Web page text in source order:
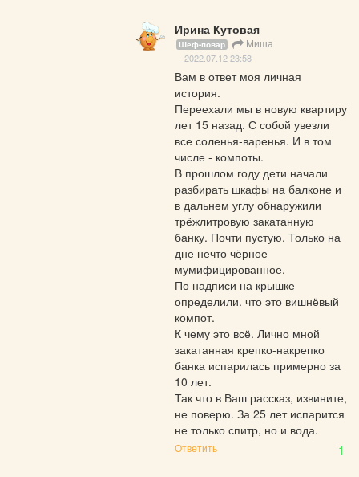
Ирина Кутовая
Шеф-повар Миша
2022.07.12 23:58
Вам в ответ моя личная
история.
Переехали мы в новую квартиру
лет 15 назад. С собой увезли
все соленья-варенья. И в том
числе - компоты.
В прошлом году дети начали
разбирать шкафы на балконе и
в дальнем углу обнаружили
трёжлитровую закатанную
банку. Почти пустую. Только на
дне нечто чёрное
мумифицированное.
По надписи на крышке
определили. что это вишнёвый
компот.
К чему это всё. Лично мной
закатанная крепко-накрепко
банка испарилась примерно за
10 лет.
Так что в Ваш рассказ, извините,
не поверю. За 25 лет испарится
не только спитр, но и вода.
Ответить 1